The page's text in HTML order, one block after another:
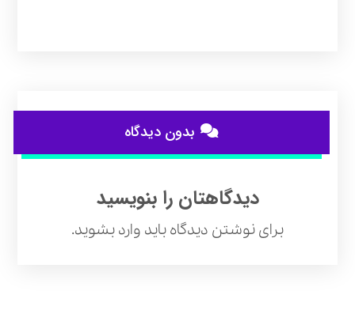
بدون دیدگاه
دیدگاهتان را بنویسید
برای نوشتن دیدگاه باید وارد بشوید.